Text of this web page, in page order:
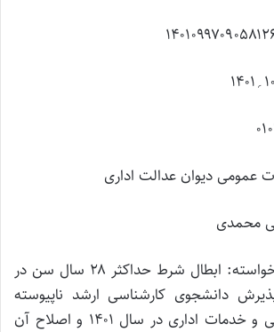
عمومی دیوان عدالت اداری
محمدی
موضـوع شکایت و خواسته: ابطال شرط حداکثر ۲۸ سال سن در
دانشجوی کارشناسی ارشد ناپیوسته
دانشگاه علوم قضایی و خدمات اداری در سال ۱۴۰۱ و اصلاح آن